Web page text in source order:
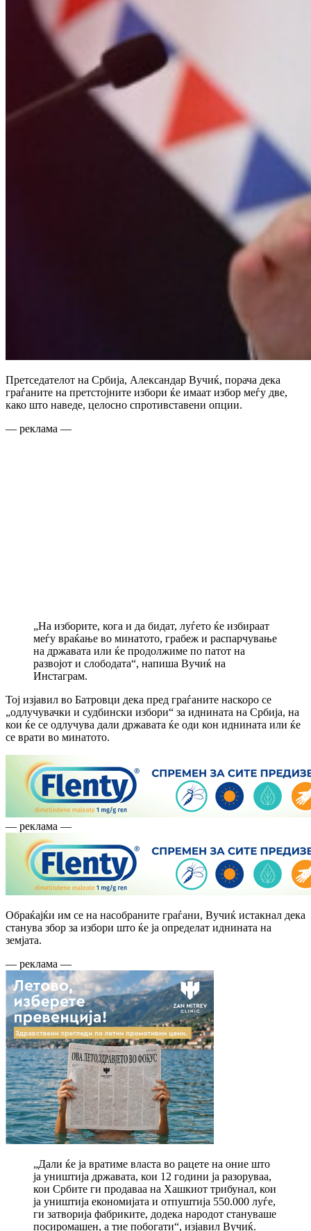
Претседателот на Србија, Александар Вучиќ, порача дека
граѓаните на претстојните избори ќе имаат избор меѓу две,
како што наведе, целосно спротивставени опции.
— реклама —
„На изборите, кога и да бидат, луѓето ќе избираат
меѓу враќање во минатото, грабеж и распарчување
на државата или ќе продолжиме по патот на
развојот и слободата“, напиша Вучиќ на
Инстаграм.
Тој изјавил во Батровци дека пред граѓаните наскоро се
„одлучувачки и судбински избори“ за иднината на Србија, на
кои ќе се одлучува дали државата ќе оди кон иднината или ќе
се врати во минатото.
— реклама —
Обраќајќи им се на насобраните граѓани, Вучиќ истакнал дека
станува збор за избори што ќе ја определат иднината на
земјата.
— реклама —
„Дали ќе ја вратиме власта во рацете на оние што
ја уништија државата, кои 12 години ја разоруваа,
кои Србите ги продаваа на Хашкиот трибунал, кои
ја уништија економијата и отпуштија 550.000 луѓе,
ги затворија фабриките, додека народот стануваше
посиромашен, а тие побогати“, изјавил Вучиќ.